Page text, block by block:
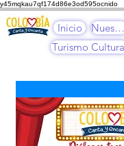
y45mqkau7qf174d86e3od595ocnido
Nuestros Cursos
Inicio
Turismo